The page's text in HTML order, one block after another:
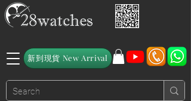
新到現貨 New Arrival